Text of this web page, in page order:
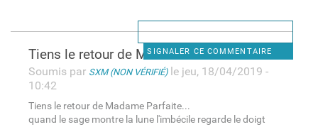
SIGNALER CE COMMENTAIRE
Tiens le retour de Madame
Soumis par SXM (NON VÉRIFIÉ)le jeu, 18/04/2019 -
10:42
Tiens le retour de Madame Parfaite...
quand le sage montre la lune l'imbécile regarde le doigt